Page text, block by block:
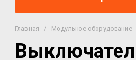
Главная / Модульное оборудование